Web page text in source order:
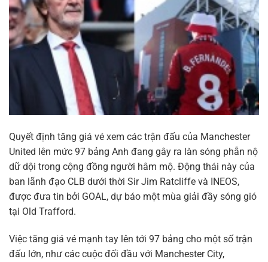
Quyết định tăng giá vé xem các trận đấu của Manchester
United lên mức 97 bảng Anh đang gây ra làn sóng phẫn nộ
dữ dội trong cộng đồng người hâm mộ. Động thái này của
ban lãnh đạo CLB dưới thời Sir Jim Ratcliffe và INEOS,
được đưa tin bởi GOAL, dự báo một mùa giải đầy sóng gió
tại Old Trafford.
Việc tăng giá vé mạnh tay lên tới 97 bảng cho một số trận
đấu lớn, như các cuộc đối đầu với Manchester City,